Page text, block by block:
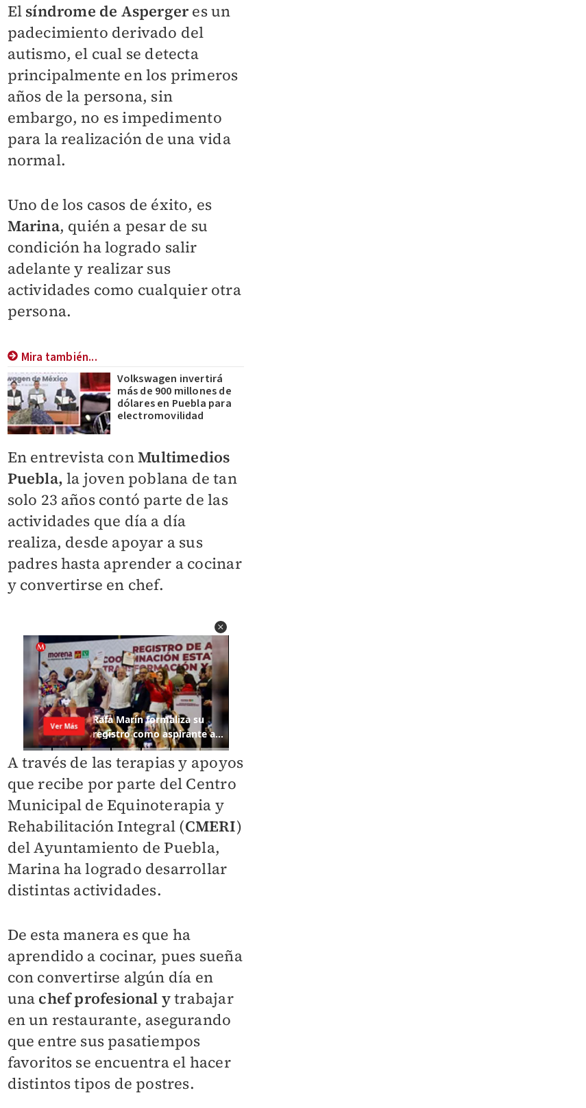
El síndrome de Aspergeres un
padecimiento derivado del
autismo, el cual se detecta
principalmente en los primeros
años de la persona, sin
embargo, no es impedimento
para la realización de una vida
normal.
Uno de los casos de éxito, es
Marina, quién a pesar de su
condición ha logrado salir
adelante y realizar sus
actividades como cualquier otra
persona.
Mira también...
Volkswagen invertirá
más de 900 millones de
dólares en Puebla para
electromovilidad
En entrevista conMultimedios
Puebla, la joven poblana de tan
solo 23 años contó parte de las
actividades que día a día
realiza, desde apoyar a sus
padres hasta aprender a cocinar
y convertirse en chef.
A través de las terapias y apoyos
que recibe por parte del Centro
Municipal de Equinoterapia y
Rehabilitación Integral (CMERI)
del Ayuntamiento de Puebla,
Marina ha logrado desarrollar
distintas actividades.
De esta manera es que ha
aprendido a cocinar, pues sueña
con convertirse algún día en
una chef profesional ytrabajar
en un restaurante, asegurando
que entre sus pasatiempos
favoritos se encuentra el hacer
distintos tipos de postres.